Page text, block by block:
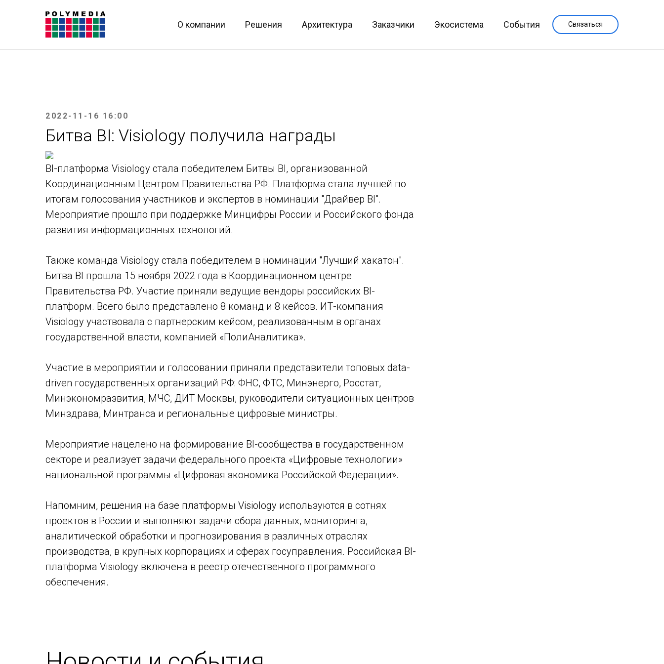
О компании Решения Архитектура Заказчики Экосистема События Связаться
2022-11-16 16:00
Битва BI: Visiology получила награды
BI-платформа Visiology стала победителем Битвы BI, организованной
Координационным Центром Правительства РФ. Платформа стала лучшей по
итогам голосования участников и экспертов в номинации "Драйвер BI".
Мероприятие прошло при поддержке Минцифры России и Российского фонда
развития информационных технологий.
Также команда Visiology стала победителем в номинации "Лучший хакатон".
Битва BI прошла 15 ноября 2022 года в Координационном центре
Правительства РФ. Участие приняли ведущие вендоры российских BI-
платформ. Всего было представлено 8 команд и 8 кейсов. ИТ-компания
Visiology участвовала с партнерским кейсом, реализованным в органах
государственной власти, компанией «ПолиАналитика».
Участие в мероприятии и голосовании приняли представители топовых data-
driven государственных организаций РФ: ФНС, ФТС, Минэнерго, Росстат,
Минэкономразвития, МЧС, ДИТ Москвы, руководители ситуационных центров
Минздрава, Минтранса и региональные цифровые министры.
Мероприятие нацелено на формирование BI-сообщества в государственном
секторе и реализует задачи федерального проекта «Цифровые технологии»
национальной программы «Цифровая экономика Российской Федерации».
Напомним, решения на базе платформы Visiology используются в сотнях
проектов в России и выполняют задачи сбора данных, мониторинга,
аналитической обработки и прогнозирования в различных отраслях
производства, в крупных корпорациях и сферах госуправления. Российская BI-
платформа Visiology включена в реестр отечественного программного
обеспечения.